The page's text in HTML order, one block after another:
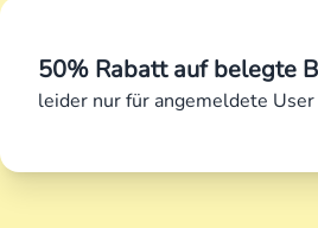
50% Rabatt auf belegte
leider nur für angemeldete